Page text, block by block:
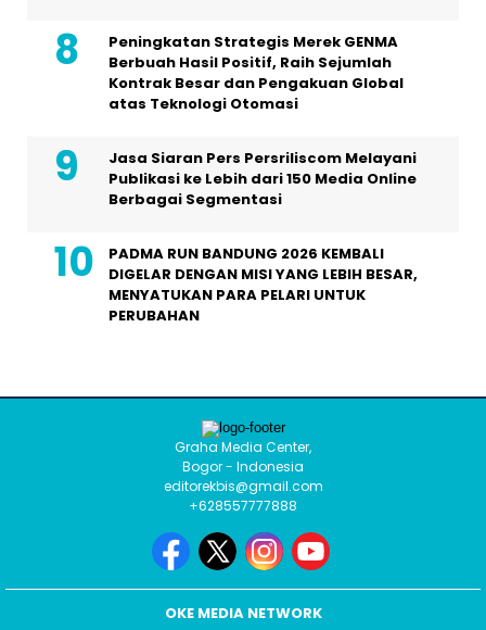
Peningkatan Strategis Merek GENMA
Berbuah Hasil Positif, Raih Sejumlah
Kontrak Besar dan Pengakuan Global
atas Teknologi Otomasi
Jasa Siaran Pers Persriliscom Melayani
Publikasi ke Lebih dari 150 Media Online
Berbagai Segmentasi
PADMA RUN BANDUNG 2026 KEMBALI
DIGELAR DENGAN MISI YANG LEBIH BESAR,
MENYATUKAN PARA PELARI UNTUK
PERUBAHAN
Graha Media Center,
Bogor - Indonesia
editorekbis@gmail.com
+628557777888
OKE MEDIA NETWORK